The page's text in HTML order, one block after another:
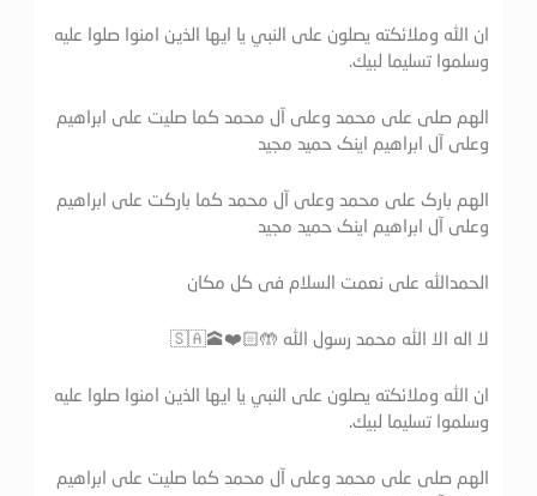
ان الله وملائكته يصلون على النبي يا ايها الذين امنوا صلوا عليه
وسلموا تسليما لبيك.
الهم صلی علی محمد وعلی آل محمد کما صلیت علی ابراهیم
وعلی آل ابراهیم اینک حمید مجید
الهم بارک علی محمد وعلی آل محمد کما بارکت علی ابراهیم
وعلی آل ابراهیم اینک حمید مجید
الحمدالله علی نعمت السلام فی کل مکان
لا اله الا الله محمد رسول الله 🤲🏻❤️🕋🇸🇦
ان الله وملائكته يصلون على النبي يا ايها الذين امنوا صلوا عليه
وسلموا تسليما لبيك.
الهم صلی علی محمد وعلی آل محمد کما صلیت علی ابراهیم